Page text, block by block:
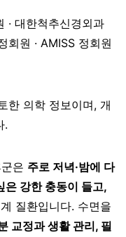
· 대한척추신경외과
회원 · AMISS 정회원
한 의학 정보이며, 개
.
은 주로 저녁·밤에 다
은 강한 충동이 들고,
질환입니다. 수면을
교정과 생활 관리, 필